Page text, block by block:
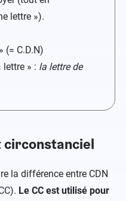
lettre »).
(= C.D.N)
» : la lettre de
circonstanciel
la différence entre CDN
Le CC est utilisé pour